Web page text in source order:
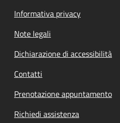
Informativa privacy
Note legali
Dichiarazione di accessibilità
Contatti
Prenotazione appuntamento
Richiedi assistenza